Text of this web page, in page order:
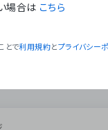
場合は こちら
とで利用規約とプライバシーポ